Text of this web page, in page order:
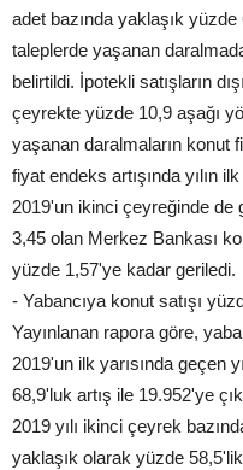
adet bazında yaklaşık
taleplerde yaşanan
belirtildi. İpotekli satışların
çeyrekte yüzde 10,9 aşağı
yaşanan daralmaların konut
fiyat endeks artışında yılın
2019'un ikinci çeyreğinde de
3,45 olan Merkez Bankası
yüzde 1,57'ye kadar geriledi.
- Yabancıya konut satışı
Yayınlanan rapora göre,
2019'un ilk yarısında geçen
68,9'luk artış ile 19.952'ye
2019 yılı ikinci çeyrek
yaklaşık olarak yüzde